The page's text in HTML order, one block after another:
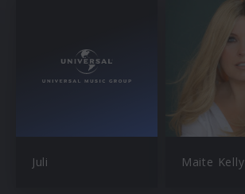
Juli Maite Kelly